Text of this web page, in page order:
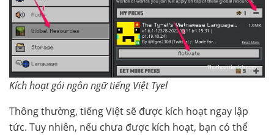
Kích hoạt gói ngôn ngữ tiếng Việt Tyel
Thông thường, tiếng Việt sẽ được kích hoạt ngay lập
tức. Tuy nhiên, nếu chưa được kích hoạt, bạn có thể